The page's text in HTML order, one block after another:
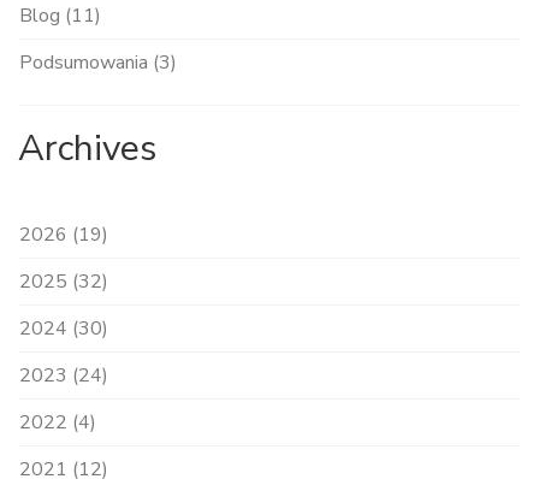
Blog (11)
Podsumowania (3)
Archives
2026 (19)
2025 (32)
2024 (30)
2023 (24)
2022 (4)
2021 (12)